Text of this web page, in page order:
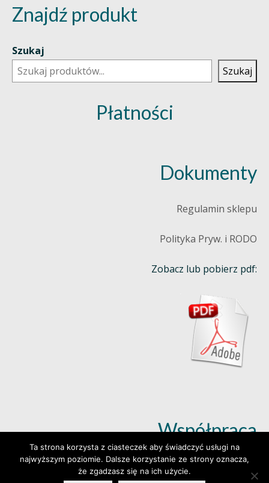
Znajdź produkt
Szukaj
Szukaj
Płatności
Dokumenty
Regulamin sklepu
Polityka Pryw. i RODO
Zobacz lub pobierz pdf:
Współpraca
Dowiedz się więcej (klik)
Ta strona korzysta z ciasteczek aby świadczyć usługi na
najwyższym poziomie. Dalsze korzystanie ze strony oznacza,
że zgadzasz się na ich użycie.